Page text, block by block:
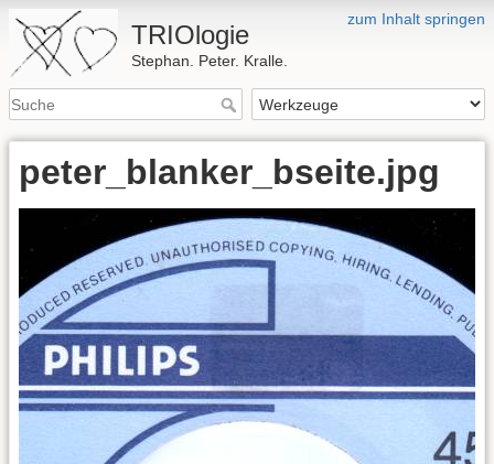
zum Inhalt springen
TRIOlogie
Stephan. Peter. Kralle.
peter_blanker_bseite.jpg